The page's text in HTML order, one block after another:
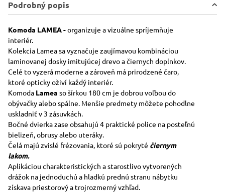
Podrobný popis
Komoda LAMEA -organizuje a vizuálne spríjemňuje
interiér.
Kolekcia Lamea sa vyznačuje zaujímavou kombináciou
laminovanej dosky imitujúcej drevo a čiernych doplnkov.
Celé to vyzerá moderne a zároveň má prirodzené čaro,
ktoré opticky oživí každý interiér.
Komoda Lamea so šírkou 180 cm je dobrou voľbou do
obývačky alebo spálne. Menšie predmety môžete pohodlne
uskladniť v 3 zásuvkách.
Bočné dvierka zase obsahujú 4 praktické police na posteľnú
bielizeň, obrusy alebo uteráky.
Čelá majú zvislé frézovania, ktoré sú pokryté čiernym
lakom.
Aplikáciou charakteristických a starostlivo vytvorených
drážok na jednoduchú a hladkú prednú stranu nábytku
získava priestorový a trojrozmerný vzhľad.